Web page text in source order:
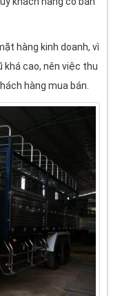
hàng kinh doanh, vì
khá cao, nên việc thu
hàng mua bán.